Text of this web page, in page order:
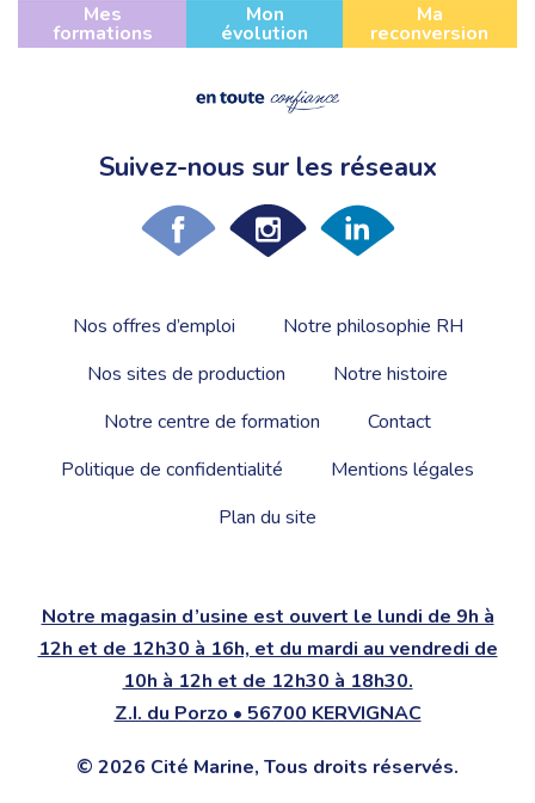
Mes
formations
Mon
évolution
Ma
reconversion
Suivez-nous sur les réseaux
Nos offres d’emploi
Notre philosophie RH
Nos sites de production
Notre histoire
Notre centre de formation
Contact
Politique de confidentialité
Mentions légales
Plan du site
Notre magasin d’usine est ouvert le lundi de 9h à
12h et de 12h30 à 16h, et du mardi au vendredi de
10h à 12h et de 12h30 à 18h30.
Z.I. du Porzo • 56700 KERVIGNAC
© 2026 Cité Marine, Tous droits réservés.